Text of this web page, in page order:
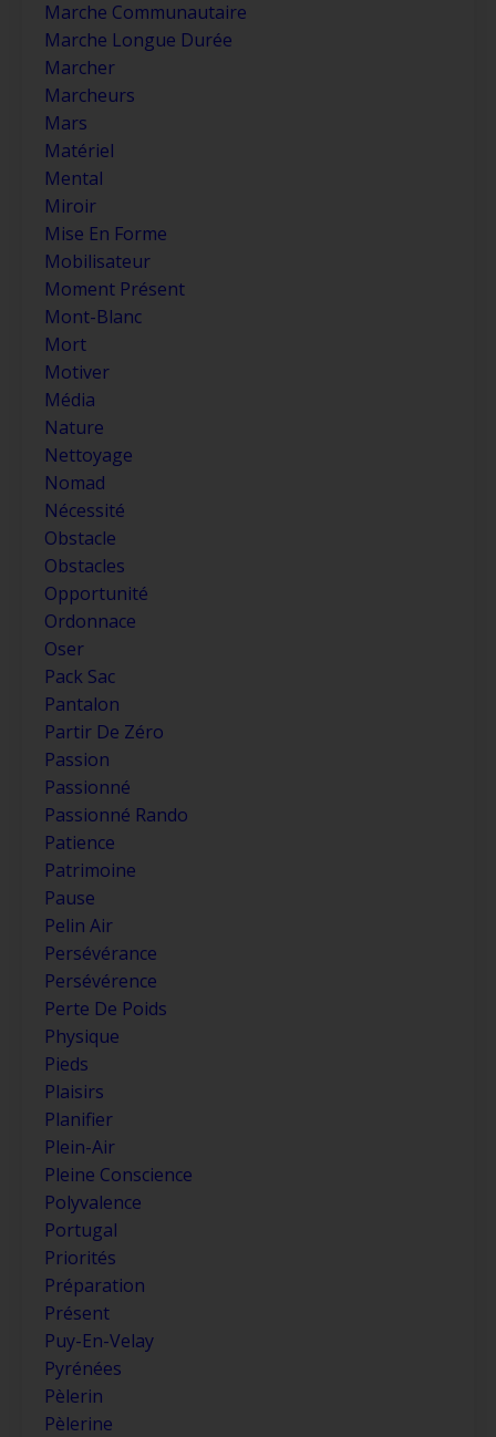
Marche Communautaire
Marche Longue Durée
Marcher
Marcheurs
Mars
Matériel
Mental
Miroir
Mise En Forme
Mobilisateur
Moment Présent
Mont-Blanc
Mort
Motiver
Média
Nature
Nettoyage
Nomad
Nécessité
Obstacle
Obstacles
Opportunité
Ordonnace
Oser
Pack Sac
Pantalon
Partir De Zéro
Passion
Passionné
Passionné Rando
Patience
Patrimoine
Pause
Pelin Air
Persévérance
Persévérence
Perte De Poids
Physique
Pieds
Plaisirs
Planifier
Plein-Air
Pleine Conscience
Polyvalence
Portugal
Priorités
Préparation
Présent
Puy-En-Velay
Pyrénées
Pèlerin
Pèlerine